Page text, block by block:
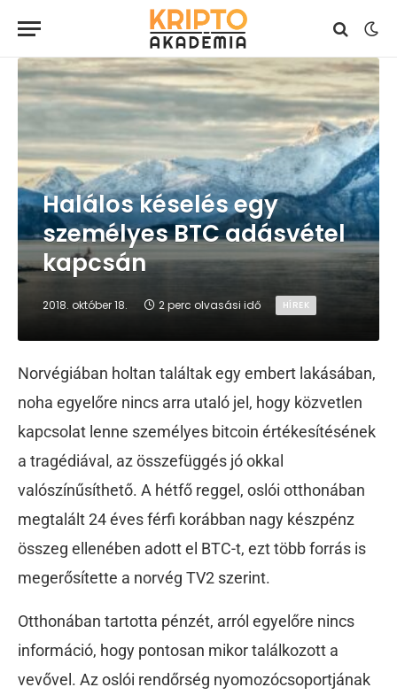
Halálos késelés egy
személyes BTC adásvétel
kapcsán
2018. október 18. 2 perc olvasási idő HÍREK
Norvégiában holtan találtak egy embert lakásában,
noha egyelőre nincs arra utaló jel, hogy közvetlen
kapcsolat lenne személyes bitcoin értékesítésének
a tragédiával, az összefüggés jó okkal
valószínűsíthető. A hétfő reggel, oslói otthonában
megtalált 24 éves férfi korábban nagy készpénz
összeg ellenében adott el BTC-t, ezt több forrás is
megerősítette a norvég TV2 szerint.
Otthonában tartotta pénzét, arról egyelőre nincs
információ, hogy pontosan mikor találkozott a
vevővel. Az oslói rendőrség nyomozócsoportjának